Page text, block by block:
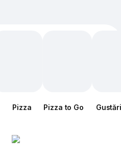
Pizza Pizza to Go Gustări